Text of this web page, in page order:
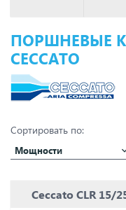
ПОРШНЕВЫЕ
CECCATO
Сортировать по:
Мощности
Ceccato CLR 15/